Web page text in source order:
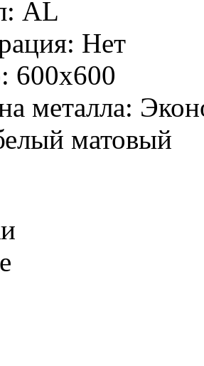
AL
Нет
600x600
металла:
матовый